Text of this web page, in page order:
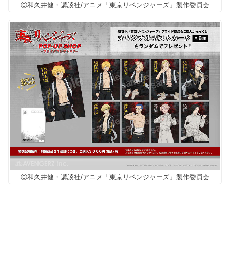
Ⓒ和久井健・講談社/アニメ「東京リベンジャーズ」製作委員会
Ⓒ和久井健・講談社/アニメ「東京リベンジャーズ」製作委員会